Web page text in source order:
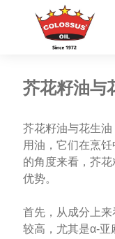
芥花籽油与
芥花籽油与花生
用油，它们在烹
的角度来看，芥
优势。
首先，从成分上
较高，尤其是α-亚